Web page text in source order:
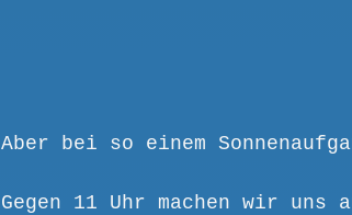
Aber bei so einem
Gegen 11 Uhr machen wir uns